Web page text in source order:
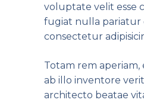
voluptate velit esse
fugiat nulla pariatur
consectetur
Totam rem aperiam,
ab illo inventore
architecto beatae